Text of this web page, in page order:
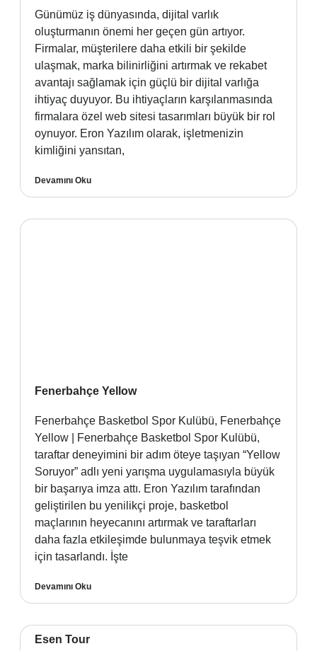
Günümüz iş dünyasında, dijital varlık
oluşturmanın önemi her geçen gün artıyor.
Firmalar, müşterilere daha etkili bir şekilde
ulaşmak, marka bilinirliğini artırmak ve rekabet
avantajı sağlamak için güçlü bir dijital varlığa
ihtiyaç duyuyor. Bu ihtiyaçların karşılanmasında
firmalara özel web sitesi tasarımları büyük bir rol
oynuyor. Eron Yazılım olarak, işletmenizin
kimliğini yansıtan,
Devamını Oku
Fenerbahçe Yellow
Fenerbahçe Basketbol Spor Kulübü, Fenerbahçe
Yellow | Fenerbahçe Basketbol Spor Kulübü,
taraftar deneyimini bir adım öteye taşıyan “Yellow
Soruyor” adlı yeni yarışma uygulamasıyla büyük
bir başarıya imza attı. Eron Yazılım tarafından
geliştirilen bu yenilikçi proje, basketbol
maçlarının heyecanını artırmak ve taraftarları
daha fazla etkileşimde bulunmaya teşvik etmek
için tasarlandı. İşte
Devamını Oku
Esen Tour